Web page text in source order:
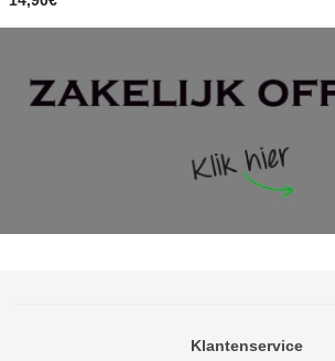
Klantenservice